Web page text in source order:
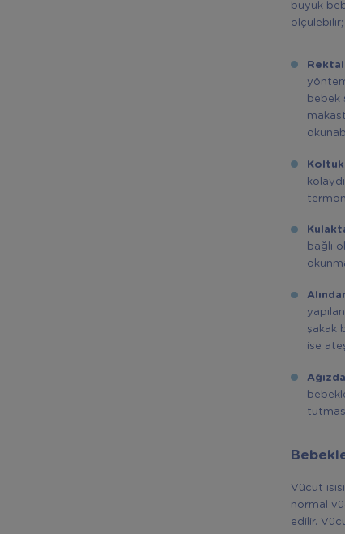
büyük
ölçülebilir;
bebek
bağlı
şakak
ise
Vücut
normal
edilir.